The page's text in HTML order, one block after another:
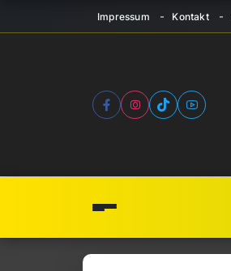
Impressum Kontakt